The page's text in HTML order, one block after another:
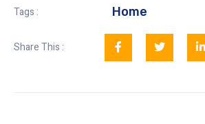
Tags :
Home
Share This :